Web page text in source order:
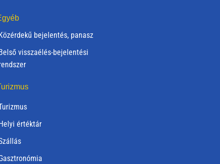
bejelentés, panasz
visszaélés-bejelentési
értéktár